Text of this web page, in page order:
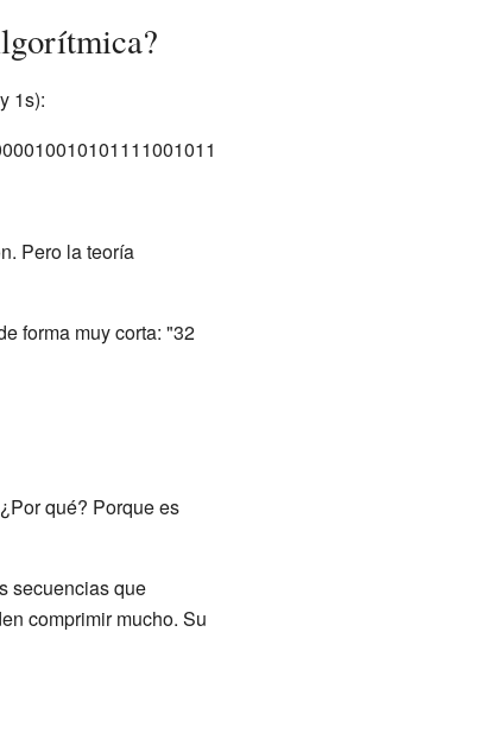
1s):
Pero la teoría
forma muy corta: "32
qué? Porque es
secuencias que
comprimir mucho. Su